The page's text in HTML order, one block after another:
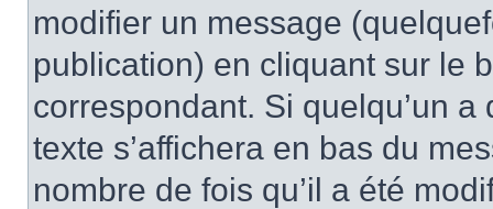
modifier un message
publication) en cliquant sur le
correspondant. Si quelqu’un
texte s’affichera en bas du
nombre de fois qu’il a été